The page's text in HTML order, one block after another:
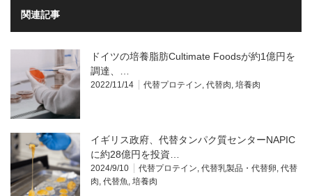
関連記事
ドイツの培養脂肪Cultimate Foodsが約1億円を
調達、…
2022/11/14 代替プロテイン, 代替肉, 培養肉
イギリス政府、代替タンパク質センターNAPIC
に約28億円を投資…
2024/9/10 代替プロテイン, 代替乳製品・代替卵, 代替
肉, 代替魚, 培養肉